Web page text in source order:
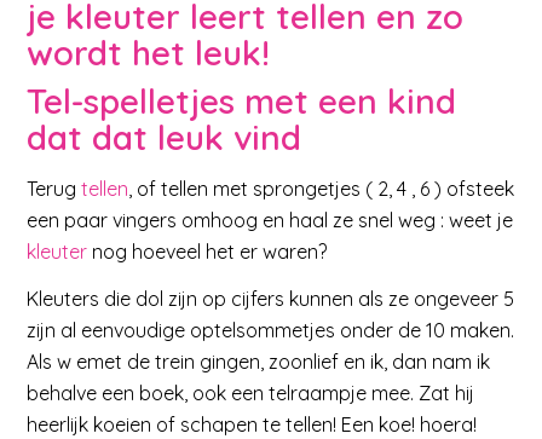
je kleuter leert tellen en zo
wordt het leuk!
Tel-spelletjes met een kind
dat dat leuk vind
Terugtellen , of tellen met sprongetjes ( 2, 4 , 6 ) ofsteek
een paar vingers omhoog en haal ze snel weg : weet je
kleuter nog hoeveel het er waren?
Kleuters die dol zijn op cijfers kunnen als ze ongeveer 5
zijn al eenvoudige optelsommetjes onder de 10 maken.
Als w emet de trein gingen, zoonlief en ik, dan nam ik
behalve een boek, ook een telraampje mee. Zat hij
heerlijk koeien of schapen te tellen! Een koe! hoera!